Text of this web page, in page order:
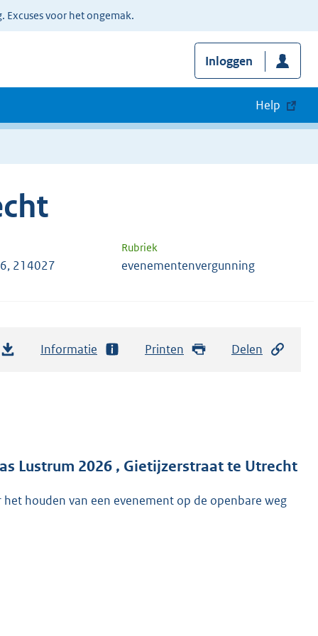
voor het ongemak.
Inloggen
Help
Rubriek
214027 evenementenvergunning
Informatie Printen Delen
Lustrum 2026 , Gietijzerstraat te Utrecht
houden van een evenement op de openbare weg